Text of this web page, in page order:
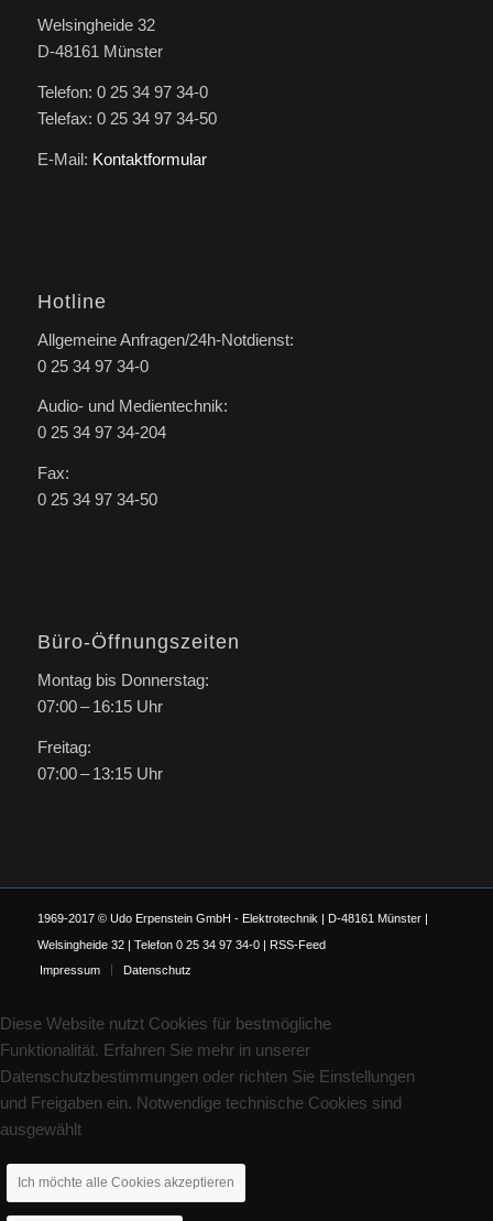
Welsingheide 32
D-48161 Münster
Telefon: 0 25 34 97 34-0
Telefax: 0 25 34 97 34-50
E-Mail: Kontaktformular
Hotline
Allgemeine Anfragen/24h-Notdienst:
0 25 34 97 34-0
Audio- und Medientechnik:
0 25 34 97 34-204
Fax:
0 25 34 97 34-50
Büro-Öffnungszeiten
Montag bis Donnerstag:
07:00 – 16:15 Uhr
Freitag:
07:00 – 13:15 Uhr
1969-2017 © Udo Erpenstein GmbH - Elektrotechnik | D-48161 Münster |
Welsingheide 32 | Telefon 0 25 34 97 34-0 |
RSS-Feed
Impressum
Datenschutz
Diese Website nutzt Cookies für bestmögliche
Funktionalität. Erfahren Sie mehr in unserer
Datenschutzbestimmungen oder richten Sie Einstellungen
und Freigaben ein. Notwendige technische Cookies sind
ausgewählt
Ich möchte alle Cookies akzeptieren